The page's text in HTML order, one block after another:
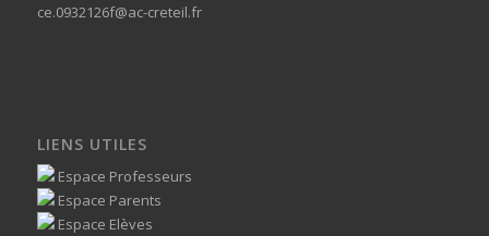
ce.0932126f@ac-creteil.fr
LIENS UTILES
Espace Professeurs
Espace Parents
Espace Elèves